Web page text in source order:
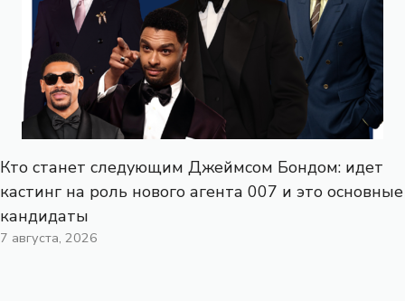
Кто станет следующим Джеймсом Бондом: идет
кастинг на роль нового агента 007 и это основные
кандидаты
7 августа, 2026